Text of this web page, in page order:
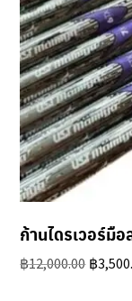
ก้านไดรเวอร์มื
฿12,000.00 ฿